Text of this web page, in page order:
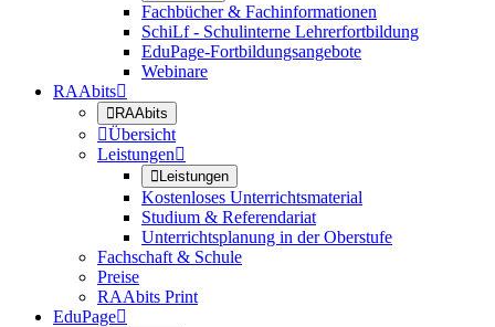
Fachbücher & Fachinformationen
SchiLf - Schulinterne Lehrerfortbildung
EduPage-Fortbildungsangebote
Webinare
RAAbits
RAAbits
Übersicht
Leistungen
Leistungen
Kostenloses Unterrichtsmaterial
Studium & Referendariat
Unterrichtsplanung in der Oberstufe
Fachschaft & Schule
Preise
RAAbits Print
EduPage